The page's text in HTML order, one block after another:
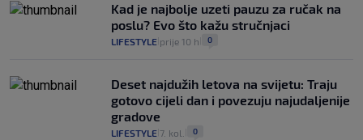
Kad je najbolje uzeti pauzu za ručak na
poslu? Evo što kažu stručnjaci
LIFESTYLE prije 10 h 0
Deset najdužih letova na svijetu: Traju
gotovo cijeli dan i povezuju najudaljenije
gradove
LIFESTYLE 7. kol. 0